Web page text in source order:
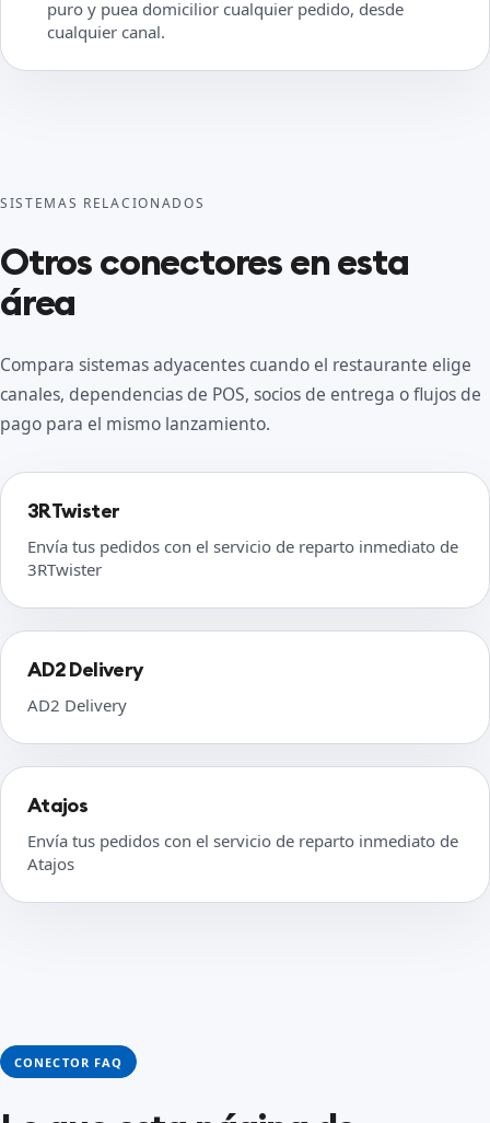
puro y puea domicilior cualquier pedido, desde
cualquier canal.
SISTEMAS RELACIONADOS
Otros conectores en esta
área
Compara sistemas adyacentes cuando el restaurante elige
canales, dependencias de POS, socios de entrega o flujos de
pago para el mismo lanzamiento.
3RTwister
Envía tus pedidos con el servicio de reparto inmediato de
3RTwister
AD2 Delivery
AD2 Delivery
Atajos
Envía tus pedidos con el servicio de reparto inmediato de
Atajos
CONECTOR FAQ